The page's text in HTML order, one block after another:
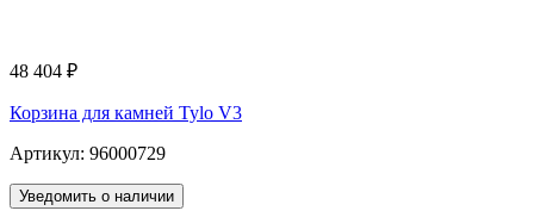
48 404 ₽
Корзина для камней Tylo V3
Артикул: 96000729
Уведомить о наличии